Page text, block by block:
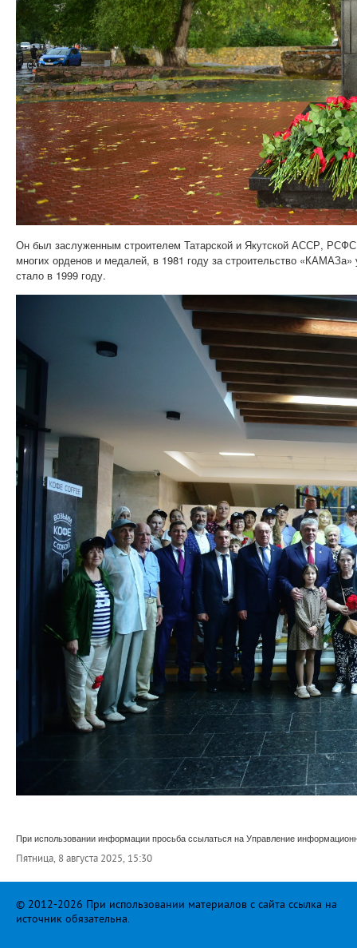
Он был заслуженным строителем Татарской и Якутской АССР,
многих орденов и медалей, в 1981 году за строительство
стало в 1999 году.
При использовании информации просьба ссылаться на Управление
Пятница, 8 августа 2025, 15:30
© 2012-2026 При использовании материалов с сайта ссылка на
источник обязательна.